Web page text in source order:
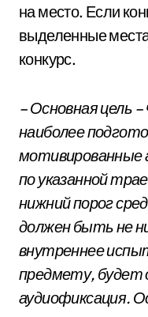
на место. Если
выделенные
конкурс.
– Основная цель
наиболее
по указанной
нижний порог
должен быть не
внутреннее
предмету, будет
аудиофиксация.